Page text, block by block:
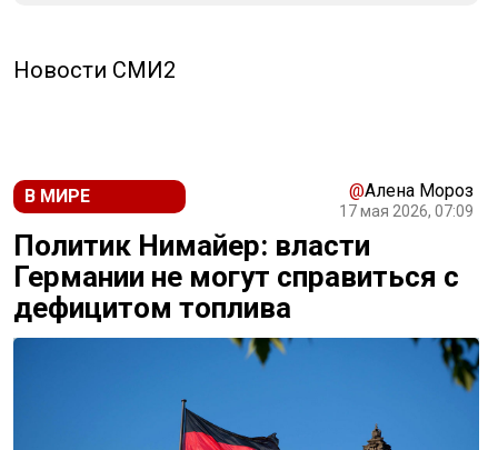
Новости СМИ2
В МИРЕ @Алена Мороз
17 мая 2026, 07:09
Политик Нимайер: власти
Германии не могут справиться с
дефицитом топлива